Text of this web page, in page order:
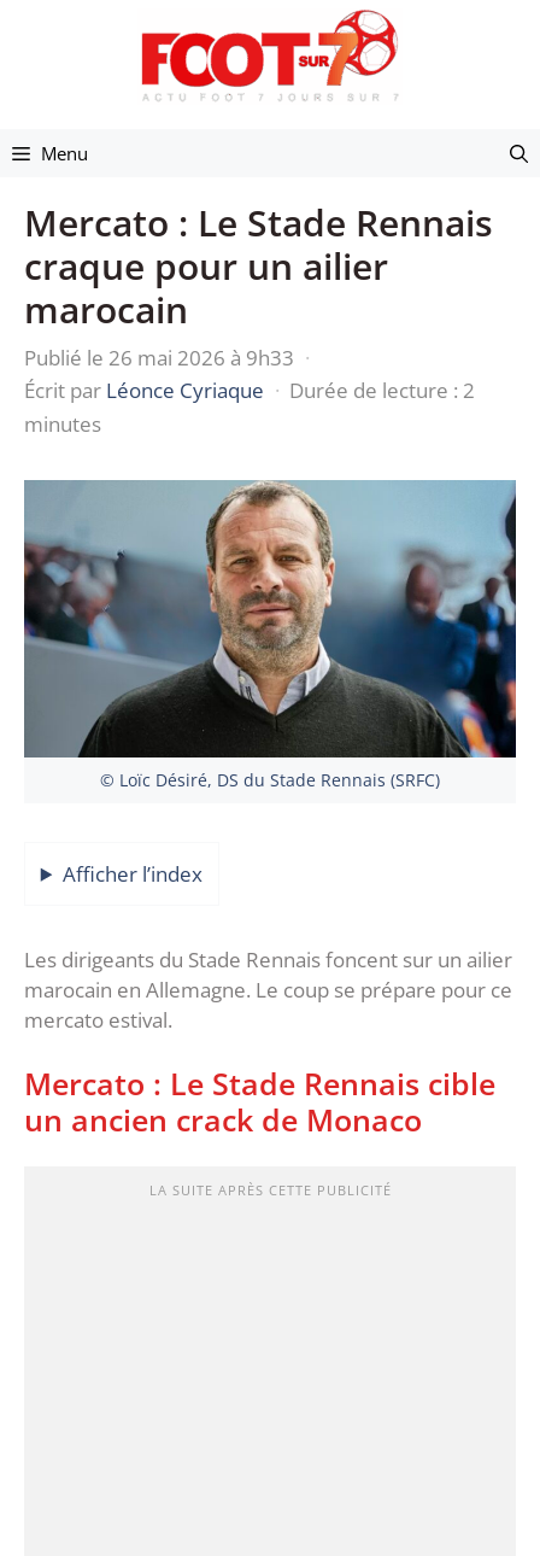
Menu
Mercato : Le Stade Rennais
craque pour un ailier
marocain
Publié le 26 mai 2026 à 9h33 ·
Écrit par Léonce Cyriaque · Durée de lecture : 2
minutes
© Loïc Désiré, DS du Stade Rennais (SRFC)
Afficher l’index
Les dirigeants du Stade Rennais foncent sur un ailier
marocain en Allemagne. Le coup se prépare pour ce
mercato estival.
Mercato : Le Stade Rennais cible
un ancien crack de Monaco
LA SUITE APRÈS CETTE PUBLICITÉ